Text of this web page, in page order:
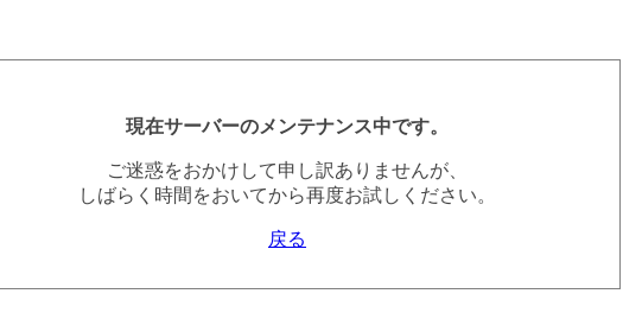
現在サーバーのメンテナンス中です。
ご迷惑をおかけして申し訳ありませんが、
しばらく時間をおいてから再度お試しください。
戻る